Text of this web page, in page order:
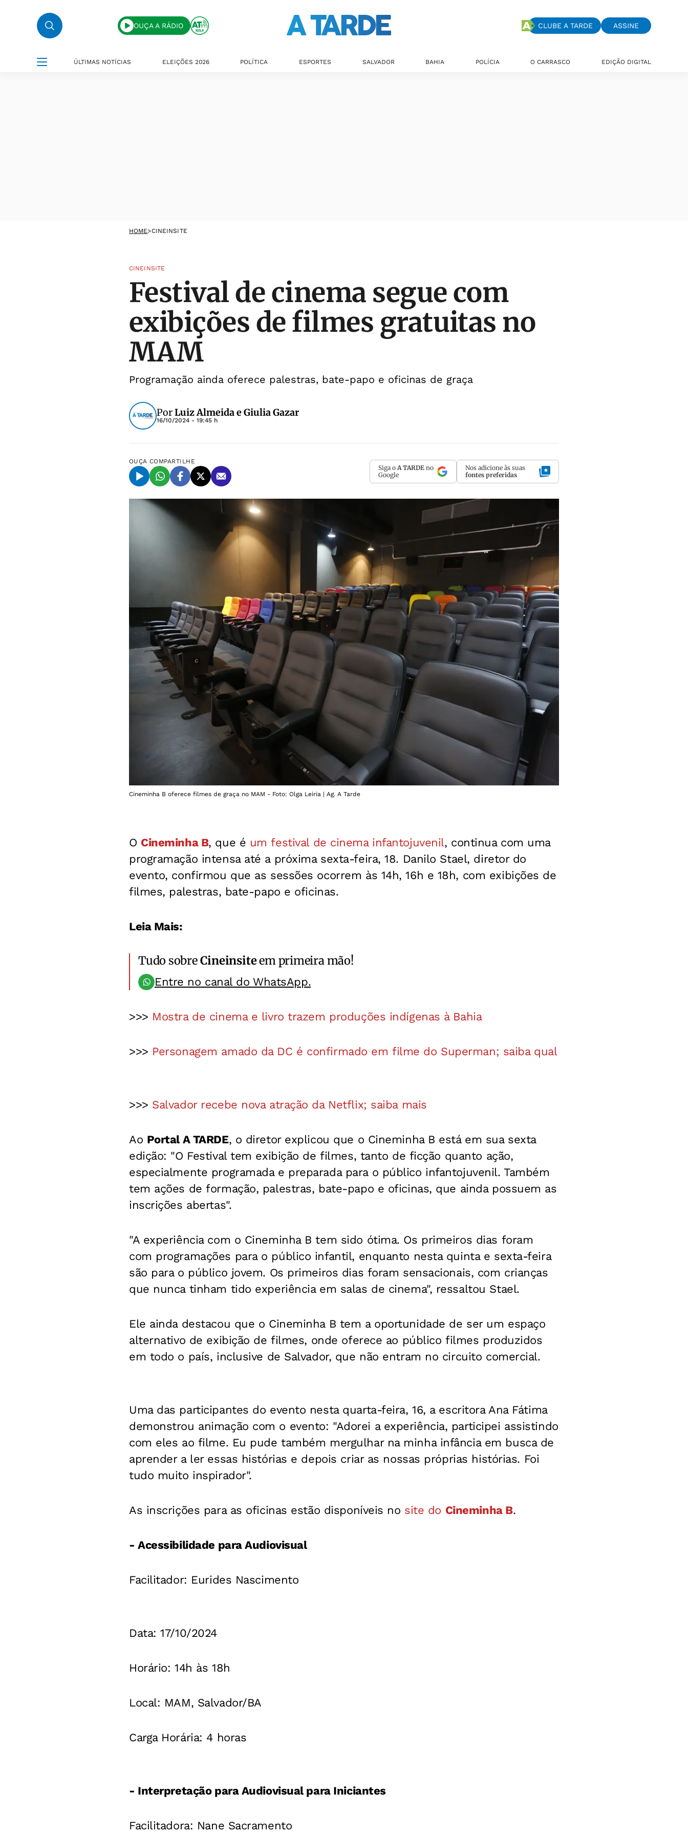
OUÇA A RÁDIO CLUBE A TARDE ASSINE
ÚLTIMAS NOTÍCIAS ELEIÇÕES 2026 POLÍTICA ESPORTES SALVADOR BAHIA POLÍCIA O CARRASCO EDIÇÃO DIGITAL
HOME>CINEINSITE
CINEINSITE
Festival de cinema segue com
exibições de filmes gratuitas no
MAM
Programação ainda oferece palestras, bate-papo e oficinas de graça
PorLuiz Almeida e Giulia Gazar
16/10/2024 - 19:45 h
OUÇA COMPARTILHE
Siga o A TARDE no
Google
Nos adicione às suas
fontes preferidas
Cineminha B oferece filmes de graça no MAM - Foto: Olga Leiria | Ag. A Tarde
O Cineminha B, que é um festival de cinema infantojuvenil, continua com uma
programação intensa até a próxima sexta-feira, 18. Danilo Stael, diretor do
evento, confirmou que as sessões ocorrem às 14h, 16h e 18h, com exibições de
filmes, palestras, bate-papo e oficinas.
Leia Mais:
Tudo sobreCineinsiteem primeira mão!
Entre no canal do WhatsApp.
>>> Mostra de cinema e livro trazem produções indígenas à Bahia
>>> Personagem amado da DC é confirmado em filme do Superman; saiba qual
>>> Salvador recebe nova atração da Netflix; saiba mais
Ao Portal A TARDE, o diretor explicou que o Cineminha B está em sua sexta
edição: "O Festival tem exibição de filmes, tanto de ficção quanto ação,
especialmente programada e preparada para o público infantojuvenil. Também
tem ações de formação, palestras, bate-papo e oficinas, que ainda possuem as
inscrições abertas".
"A experiência com o Cineminha B tem sido ótima. Os primeiros dias foram
com programações para o público infantil, enquanto nesta quinta e sexta-feira
são para o público jovem. Os primeiros dias foram sensacionais, com crianças
que nunca tinham tido experiência em salas de cinema", ressaltou Stael.
Ele ainda destacou que o Cineminha B tem a oportunidade de ser um espaço
alternativo de exibição de filmes, onde oferece ao público filmes produzidos
em todo o país, inclusive de Salvador, que não entram no circuito comercial.
Uma das participantes do evento nesta quarta-feira, 16, a escritora Ana Fátima
demonstrou animação com o evento: "Adorei a experiência, participei assistindo
com eles ao filme. Eu pude também mergulhar na minha infância em busca de
aprender a ler essas histórias e depois criar as nossas próprias histórias. Foi
tudo muito inspirador".
As inscrições para as oficinas estão disponíveis no site do Cineminha B.
- Acessibilidade para Audiovisual
Facilitador: Eurides Nascimento
Data: 17/10/2024
Horário: 14h às 18h
Local: MAM, Salvador/BA
Carga Horária: 4 horas
- Interpretação para Audiovisual para Iniciantes
Facilitadora: Nane Sacramento